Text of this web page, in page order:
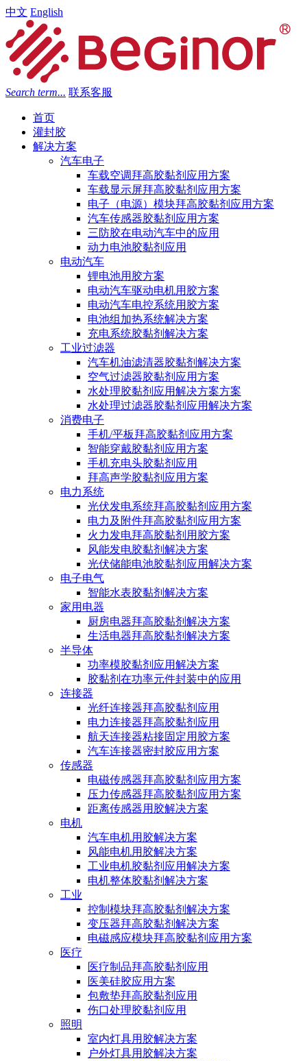
中文 English
Search term... 联系客服
首页
灌封胶
解决方案
汽车电子
车载空调拜高胶黏剂应用方案
车载显示屏拜高胶黏剂应用方案
电子（电源）模块拜高胶黏剂应用方案
汽车传感器胶黏剂应用方案
三防胶在电动汽车中的应用
动力电池胶黏剂应用
电动汽车
锂电池用胶方案
电动汽车驱动电机用胶方案
电动汽车电控系统用胶方案
电池组加热系统解决方案
充电系统胶黏剂解决方案
工业过滤器
汽车机油滤清器胶黏剂解决方案
空气过滤器胶黏剂应用方案
水处理胶黏剂应用解决方案方案
水处理过滤器胶黏剂应用解决方案
消费电子
手机/平板拜高胶黏剂应用方案
智能穿戴胶黏剂应用方案
手机充电头胶黏剂应用
拜高声学胶黏剂应用方案
电力系统
光伏发电系统拜高胶黏剂应用方案
电力及附件拜高胶黏剂应用方案
火力发电拜高胶黏剂用胶方案
风能发电胶黏剂解决方案
光伏储能电池胶黏剂应用解决方案
电子电气
智能水表胶黏剂解决方案
家用电器
厨房电器拜高胶黏剂解决方案
生活电器拜高胶黏剂解决方案
半导体
功率模胶黏剂应用解决方案
胶黏剂在功率元件封装中的应用
连接器
光纤连接器拜高胶黏剂应用
电力连接器拜高胶黏剂应用
航天连接器粘接固定用胶方案
汽车连接器密封胶应用方案
传感器
电磁传感器拜高胶黏剂应用方案
压力传感器拜高胶黏剂应用方案
距离传感器用胶解决方案
电机
汽车电机用胶解决方案
风能电机用胶解决方案
工业电机胶黏剂应用解决方案
电机整体胶黏剂解决方案
工业
控制模块拜高胶黏剂解决方案
变压器拜高胶黏剂解决方案
电磁感应模块拜高胶黏剂应用方案
医疗
医疗制品拜高胶黏剂应用
医美硅胶应用方案
包敷垫拜高胶黏剂应用
伤口处理胶黏剂应用
照明
室内灯具用胶解决方案
户外灯具用胶解决方案